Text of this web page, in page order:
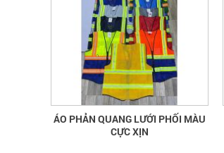
ÁO PHẢN QUANG LƯỚI PHỐI MÀU
CỰC XỊN